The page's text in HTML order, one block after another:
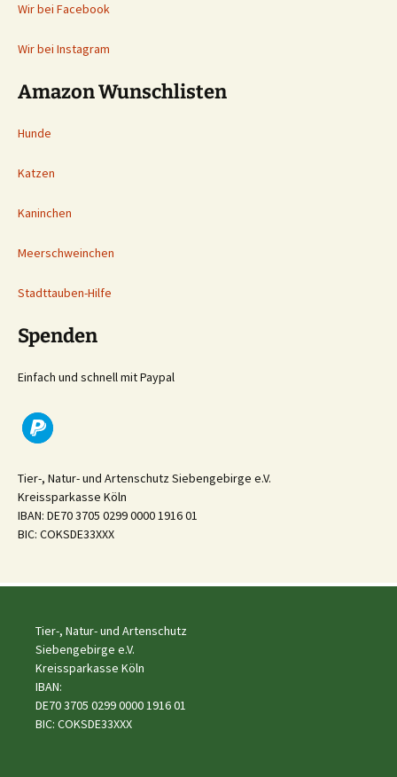
Wir bei Facebook
Wir bei Instagram
Amazon Wunschlisten
Hunde
Katzen
Kaninchen
Meerschweinchen
Stadttauben-Hilfe
Spenden
Einfach und schnell mit Paypal
Tier-, Natur- und Artenschutz Siebengebirge e.V.
Kreissparkasse Köln
IBAN: DE70 3705 0299 0000 1916 01
BIC: COKSDE33XXX
Tier-, Natur- und Artenschutz
Siebengebirge e.V.
Kreissparkasse Köln
IBAN:
DE70 3705 0299 0000 1916 01
BIC: COKSDE33XXX